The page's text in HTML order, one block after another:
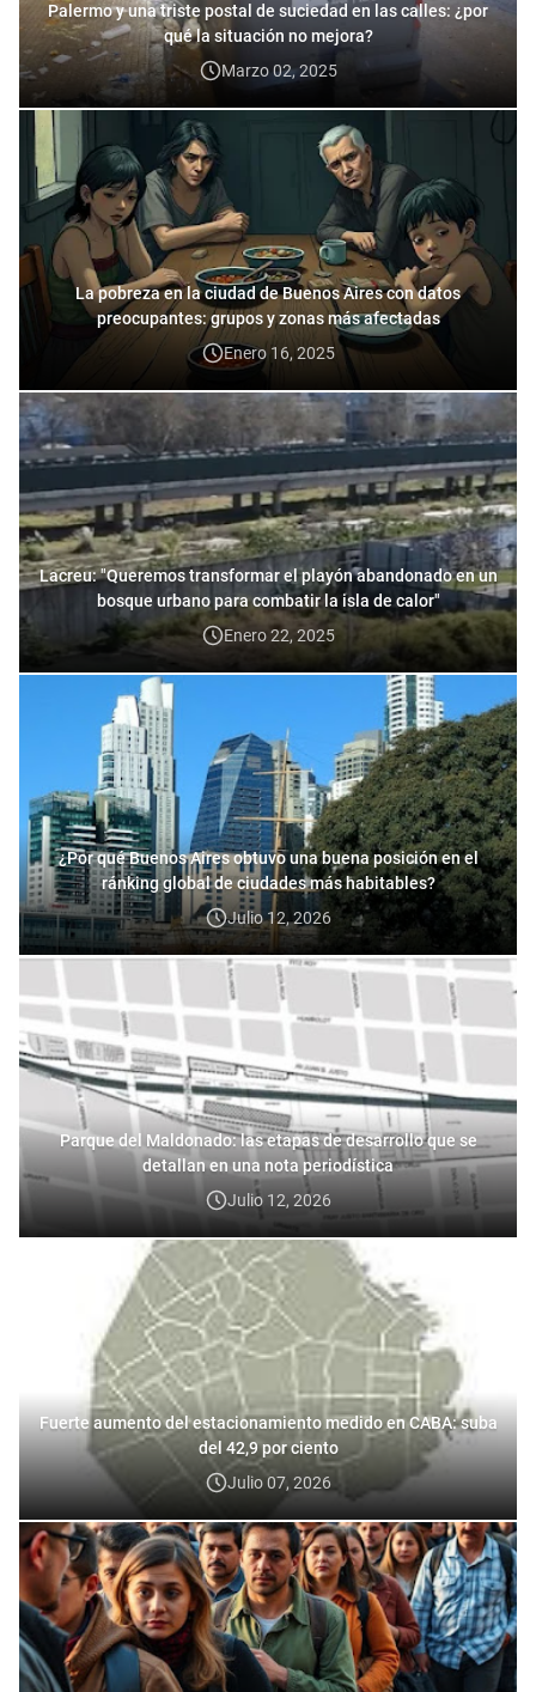
Palermo y una triste postal de suciedad en las calles: ¿por
qué la situación no mejora?
Marzo 02, 2025
La pobreza en la ciudad de Buenos Aires con datos
preocupantes: grupos y zonas más afectadas
Enero 16, 2025
Lacreu: "Queremos transformar el playón abandonado en un
bosque urbano para combatir la isla de calor"
Enero 22, 2025
¿Por qué Buenos Aires obtuvo una buena posición en el
ránking global de ciudades más habitables?
Julio 12, 2026
Parque del Maldonado: las etapas de desarrollo que se
detallan en una nota periodística
Julio 12, 2026
Fuerte aumento del estacionamiento medido en CABA: suba
del 42,9 por ciento
Julio 07, 2026